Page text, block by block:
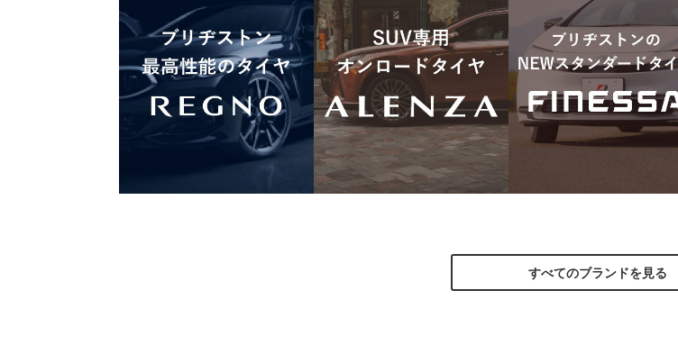
すべてのブランドを見る